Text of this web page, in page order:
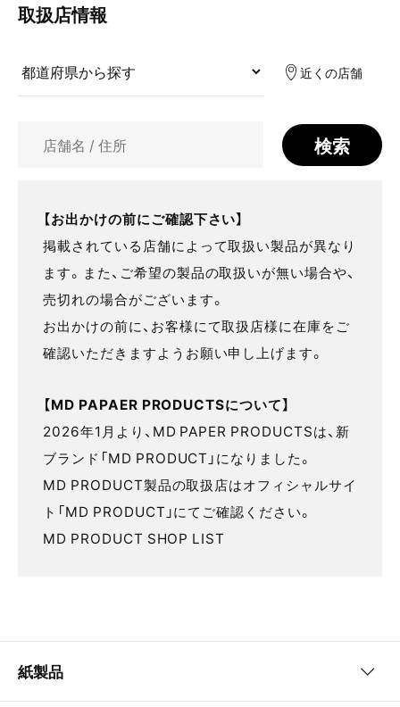
取扱店情報
近くの店舗
検索
【お出かけの前にご確認下さい】
掲載されている店舗によって取扱い製品が異なり
ます。また、ご希望の製品の取扱いが無い場合や、
売切れの場合がございます。
お出かけの前に、お客様にて取扱店様に在庫をご
確認いただきますようお願い申し上げます。
【MD PAPAER PRODUCTSについて】
2026年1月より、MD PAPER PRODUCTSは、新
ブランド「MD PRODUCT」になりました。
MD PRODUCT製品の取扱店はオフィシャルサイ
ト「MD PRODUCT」にてご確認ください。
MD PRODUCT SHOP LIST
紙製品